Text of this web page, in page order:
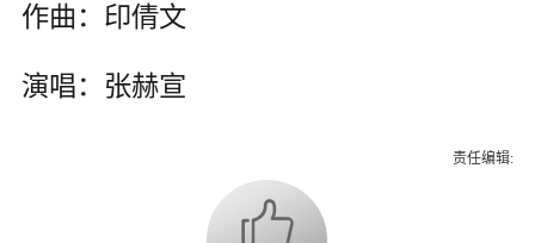
作曲：印倩文
演唱：张赫宣
责任编辑: